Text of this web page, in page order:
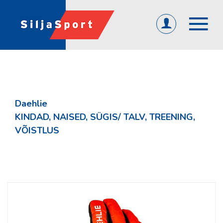
Daehlie
KINDAD, NAISED, SÜGIS/ TALV, TREENING,
VÕISTLUS
RU
EN
ET
Abi ja info
KKK
Üld- ja ostutingimused
Privaatsuspoliitika